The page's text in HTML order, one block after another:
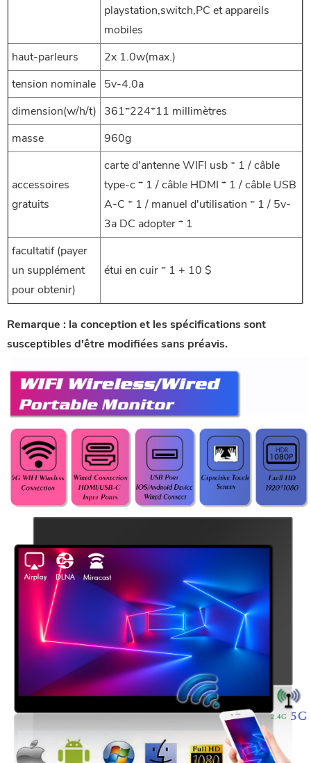
playstation,switch,PC et appareils
mobiles
haut-parleurs
2x 1.0w(max.)
tension nominale 5v-4.0a
dimension(w/h/t) 361*224*11 millimètres
masse
960g
accessoires
gratuits
carte d'antenne WIFI usb * 1 / câble
type-c * 1 / câble HDMI * 1 / câble USB
A-C * 1 / manuel d'utilisation * 1 / 5v-
3a DC adopter * 1
facultatif (payer
un supplément
pour obtenir)
étui en cuir * 1 + 10 $
Remarque : la conception et les spécifications sont
susceptibles d'être modifiées sans préavis.